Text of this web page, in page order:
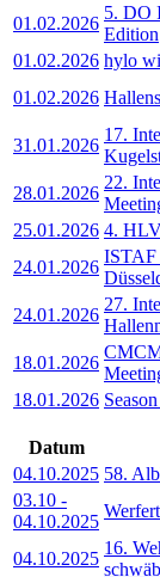
01.02.2026
5. DO
Edition
01.02.2026 hylo
01.02.2026
31.01.2026
17.
28.01.2026
22.
25.01.2026 4.
24.01.2026
24.01.2026
27.
18.01.2026
18.01.2026
Datum
04.10.2025 58.
03.10 -
04.10.2025
04.10.2025
16.